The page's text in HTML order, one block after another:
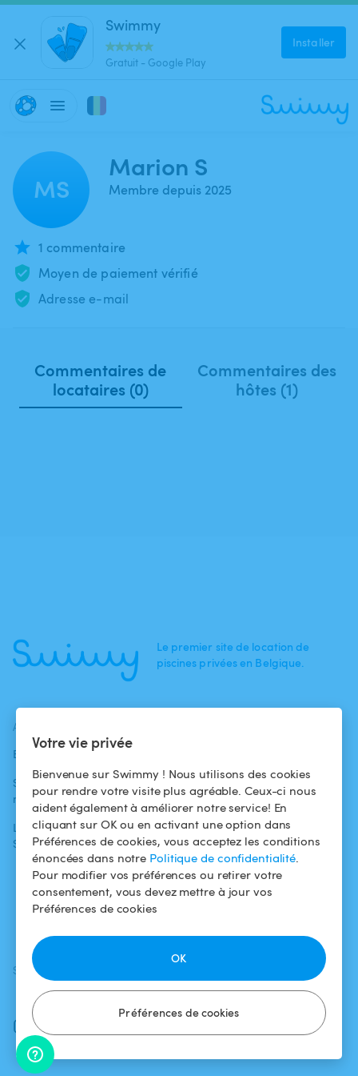
Votre vie privée
Bienvenue sur Swimmy ! Nous utilisons des cookies
pour rendre votre visite plus agréable. Ceux-ci nous
aident également à améliorer notre service! En
cliquant sur OK ou en activant une option dans
Préférences de cookies, vous acceptez les conditions
énoncées dans notre Politique de confidentialité.
Pour modifier vos préférences ou retirer votre
consentement, vous devez mettre à jour vos
Préférences de cookies
Préférences de cookies
OK
Swimmy
Gratuit - Google Play
Installer
MS
Marion S
Membre depuis 2025
1 commentaire
Moyen de paiement vérifié
Adresse e-mail
Commentaires de
locataires (0)
Commentaires des
hôtes (1)
Le premier site de location de
piscines privées en Belgique.
ACTUALITÉS
Blog
Swimmy dans les
médias
L'aventure
Swimmy
baigneurs
Pour les
propriétaires
Louer ma piscine
Comment ça
marche ?
Fiscalité
Conditions
d'utilisation
Politique de
confidentialité
Mentions légales
SUIVEZ-NOUS
Facebook
Instagram